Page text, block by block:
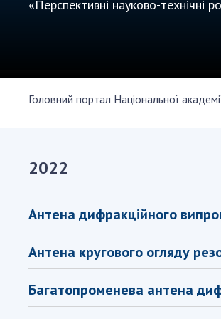
«Перспективні науково-
Головний портал Національної
2022
Антена дифракційного
Антена кругового огляду
Багатопроменева антена